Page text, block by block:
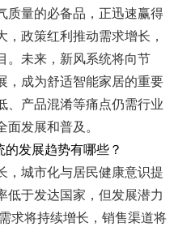
质量的必备品，正迅速赢得
政策红利推动需求增长，
。未来，新风系统将向节
，成为舒适智能家居的重要
、产品混淆等痛点仍需行业
发展和普及。
发展趋势有哪些？
，城市化与居民健康意识提
低于发达国家，但发展潜力
求将持续增长，销售渠道将